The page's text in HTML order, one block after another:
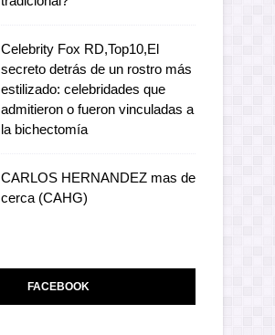
Celebrity Fox RD,Top10,El
secreto detrás de un rostro más
estilizado: celebridades que
admitieron o fueron vinculadas a
la bichectomía
CARLOS HERNANDEZ mas de
cerca (CAHG)
FACEBOOK